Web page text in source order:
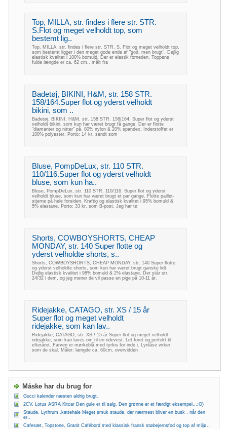
Top, MILLA, str. findes i flere str. STR.
S.Flot og meget velholdt top, som
bestemt lig..
Top, MILLA, str. findes i flere str. STR. S. Flot og meget velholdt top,
som bestemt ligger i den meget gode ende af "god, men brugt". Dejlig
elastisk kvalitet i 100% bomuld. Der er elastik forneden. Toppens
fulde længde er ca. 62 cm., målt fra
Badetøj, BIKINI, H&M, str. 158 STR.
158/164.Super flot og yderst velholdt
bikini, som ..
Badetøj, BIKINI, H&M, str. 158 STR. 158/164. Super flot og yderst
velholdt bikini, som kun har været brugt få gange. Der er flotte
"diamanter og nitter" på. 80% nylon & 20% spandex. Inderstoffet er
100% polyester. Porto: 14 kr. sendt som
Bluse, PompDeLux, str. 110 STR.
110/116.Super flot og yderst velholdt
bluse, som kun ha..
Bluse, PompDeLux, str. 110 STR. 110/116. Super flot og yderst
velholdt bluse, som kun har været brugt et par gange. Flotte paillet-
stjerne på hele forsiden. Kraftig og elastisk kvalitet i 95% bomuld &
5% elastane. Porto: 33 kr. som B-post. Jeg har tø
Shorts, COWBOYSHORTS, CHEAP
MONDAY, str. 140 Super flotte og
yderst velholdte shorts, s..
Shorts, COWBOYSHORTS, CHEAP MONDAY, str. 140 Super flotte
og yderst velholdte shorts, som kun har været brugt ganske lidt.
Dejlig elastisk kvalitet i 98% bomuld & 2% elastane. Der står str.
24/32 i dem, og jeg mener de vil passe en pige på 10-11 år.
Ridejakke, CATAGO, str. XS / 15 år
Super flot og meget velholdt
ridejakke, som kan lav..
Ridejakke, CATAGO, str. XS / 15 år Super flot og meget velholdt
ridejakke, som kan laves om til en ridevest. Let foret og perfekt til
efteråret. Farven er mørkeblå med tyrkis for inde i. Lynlåse virker
som de skal. Måler: længde ca. 60cm, overvidden
Måske har du brug for
Gucci kalender næsten aldrig brugt.
2CV, Lotus ASRA Kitcar Den gule er til salg. Den grønne er et færdigt eksempel...;O)
Staude, Lythrum ,kattehale Meget smuk staude, der nærmest bliver en busk , når den
er..
Cafesæt, Topstone, Granit Cafébord med klassisk fransk støbejernsfod og top af miljø..